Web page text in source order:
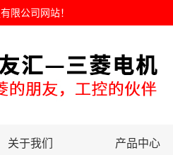
有限公司网站！
关于我们 产品中心